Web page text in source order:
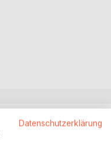
Datenschutzerklärung